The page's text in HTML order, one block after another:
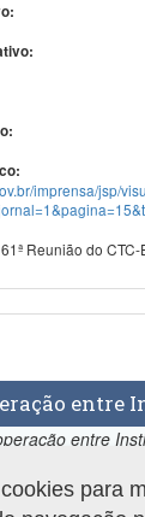
imprensa/jsp/
Reunião do
entre
entre
para